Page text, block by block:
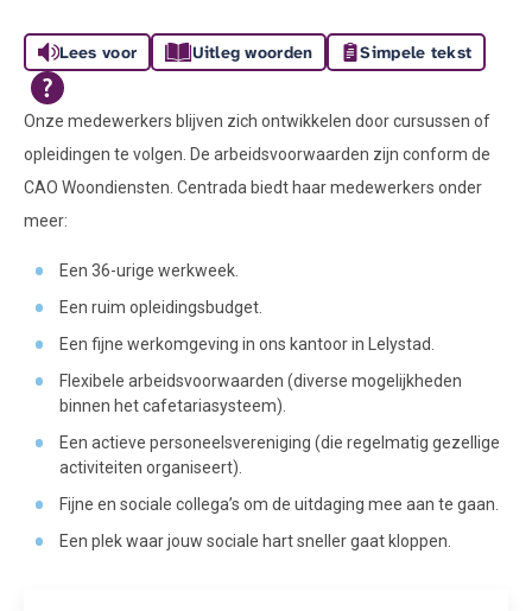
Lees voor Uitleg woorden Simpele tekst
Onze medewerkers blijven zich ontwikkelen door cursussen of
opleidingen te volgen. De arbeidsvoorwaarden zijn conform de
CAO Woondiensten. Centrada biedt haar medewerkers onder
meer:
Een 36-urige werkweek.
Een ruim opleidingsbudget.
Een fijne werkomgeving in ons kantoor in Lelystad.
Flexibele arbeidsvoorwaarden (diverse mogelijkheden
binnen het cafetariasysteem).
Een actieve personeelsvereniging (die regelmatig gezellige
activiteiten organiseert).
Fijne en sociale collega’s om de uitdaging mee aan te gaan.
Een plek waar jouw sociale hart sneller gaat kloppen.